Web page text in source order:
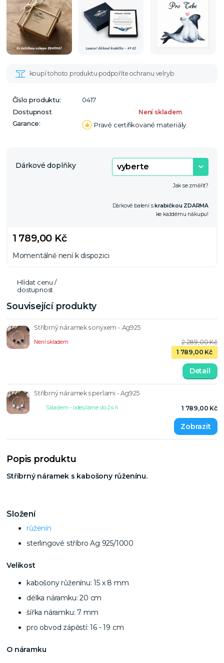
Číslo produktu:
0417
Dostupnost
Není skladem
Garance: Pravé certifikované materiály
Dárkové doplňky
Jak se změřit?
Dárkové balení s krabičkou ZDARMA
ke každému nákupu!
1 789,00 Kč
Momentálně není k dispozici
Hlídat cenu /
dostupnost
Související produkty
Stříbrný náramek s onyxem - Ag925
2 289,00 Kč
1 789,00 Kč
Není skladem
Detail
Stříbrný náramek s perlami - Ag925
1 789,00 Kč
Skladem - odesíláme do 24 h
Popis produktu
Stříbrný náramek s kabošony růženínu.
Složení
růženín
sterlingové stříbro Ag 925/1000
Velikost
kabošony růženínu: 15 x 8 mm
délka náramku: 20 cm
šířka náramku: 7 mm
pro obvod zápěstí: 16 - 19 cm
O náramku